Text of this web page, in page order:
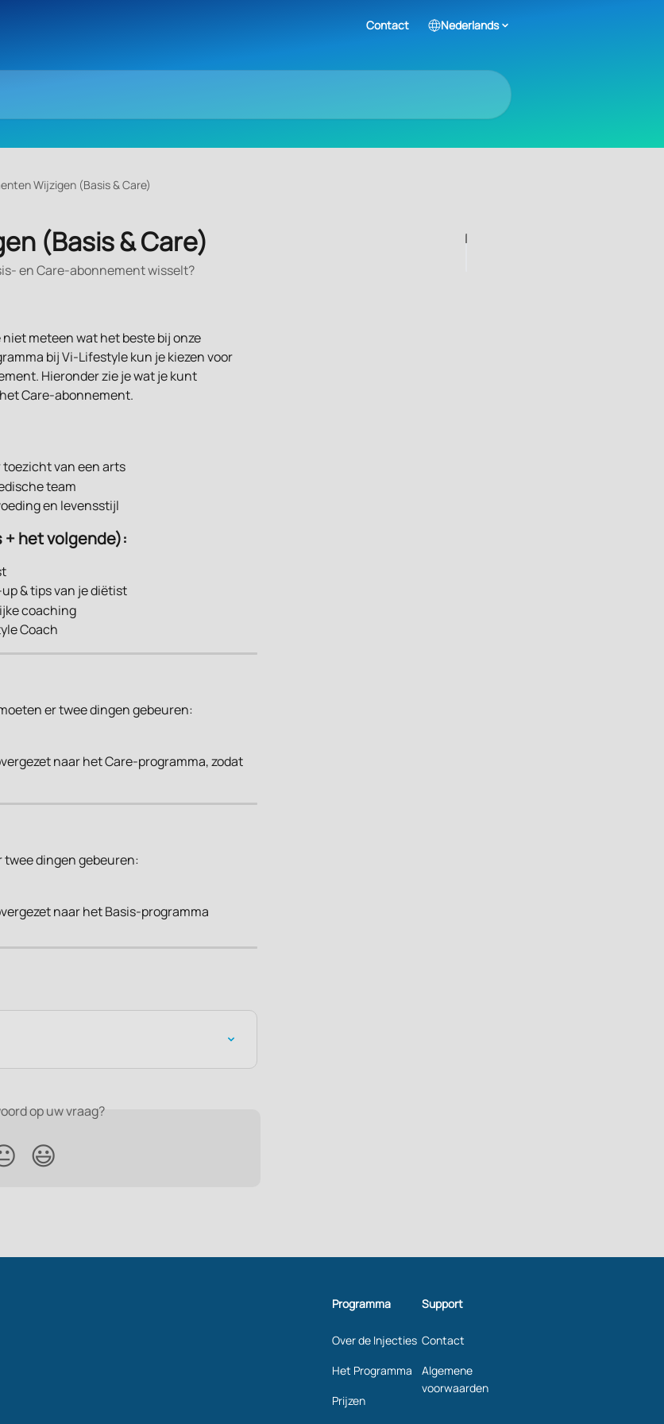
Contact Nederlands
Wijzigen (Basis & Care)
(Basis & Care)
en Care-abonnement wisselt?
meteen wat het beste bij onze
bij Vi-Lifestyle kun je kiezen voor
Hieronder zie je wat je kunt
Care-abonnement.
van een arts
team
en levensstijl
+ het volgende):
& tips van je diëtist
coaching
Coach
er twee dingen gebeuren:
naar het Care-programma, zodat
twee dingen gebeuren:
naar het Basis-programma
op uw vraag?
😃
Programma
Over de Injecties
Het Programma
Prijzen
Support
Contact
Algemene
voorwaarden